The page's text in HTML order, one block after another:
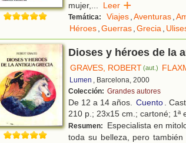
mujer,... Leer
Temática: Viajes,Aventuras,
Héroes,Guerras,Grecia,
Dioses y héroes de la
GRAVES, ROBERT(aut.)
Lumen , Barcelona, 2000
Colección: Grandes autores
De 12 a 14 años. Cuento.
210 p.; 23x15 cm.; cartoné; 1ª
Resumen:
Especialista en
toda su belleza, pero